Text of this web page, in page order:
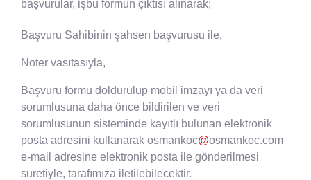
başvurular, işbu formun çıktısı alınarak;
Başvuru Sahibinin şahsen başvurusu ile,
Noter vasıtasıyla,
Başvuru formu doldurulup mobil imzayı ya da veri
sorumlusuna daha önce bildirilen ve veri
sorumlusunun sisteminde kayıtlı bulunan elektronik
posta adresini kullanarak osmankoc@osmankoc.com
e-mail adresine elektronik posta ile gönderilmesi
suretiyle, tarafımıza iletilebilecektir.